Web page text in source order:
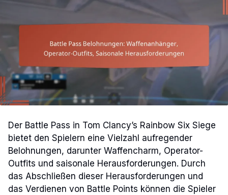
Der Battle Pass in Tom Clancy’s Rainbow Six Siege
bietet den Spielern eine Vielzahl aufregender
Belohnungen, darunter Waffencharm, Operator-
Outfits und saisonale Herausforderungen. Durch
das Abschließen dieser Herausforderungen und
das Verdienen von Battle Points können die Spieler